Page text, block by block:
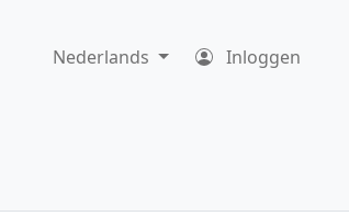
Nederlands Inloggen